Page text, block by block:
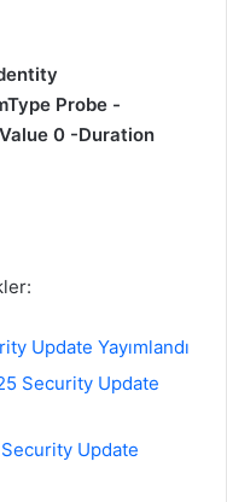
Probe -
0 -Duration
Update Yayımlandı
Security Update
Update